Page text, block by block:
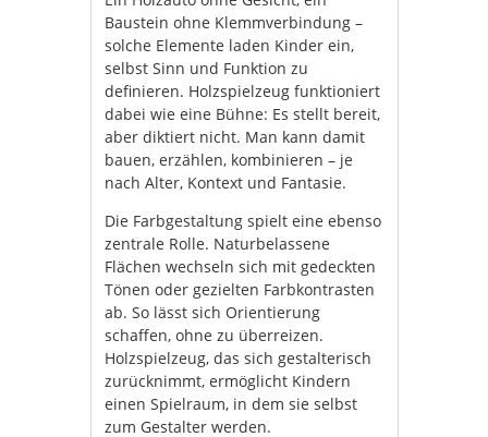
Baustein ohne Klemmverbindung –
solche Elemente laden Kinder ein,
selbst Sinn und Funktion zu
definieren. Holzspielzeug funktioniert
dabei wie eine Bühne: Es stellt bereit,
aber diktiert nicht. Man kann damit
bauen, erzählen, kombinieren – je
nach Alter, Kontext und Fantasie.
Die Farbgestaltung spielt eine ebenso
zentrale Rolle. Naturbelassene
Flächen wechseln sich mit gedeckten
Tönen oder gezielten Farbkontrasten
ab. So lässt sich Orientierung
schaffen, ohne zu überreizen.
Holzspielzeug, das sich gestalterisch
zurücknimmt, ermöglicht Kindern
einen Spielraum, in dem sie selbst
zum Gestalter werden.